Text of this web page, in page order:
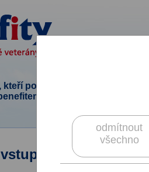
kteří podpořili tento projekt
odmítnout
všechno
do bouldering